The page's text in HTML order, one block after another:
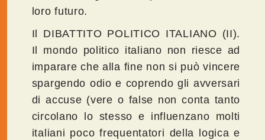
loro futuro.
Il DIBATTITO POLITICO ITALIANO (II).
Il mondo politico italiano non riesce ad
imparare che alla fine non si può vincere
spargendo odio e coprendo gli avversari
di accuse (vere o false non conta tanto
circolano lo stesso e influenzano molti
italiani poco frequentatori della logica e